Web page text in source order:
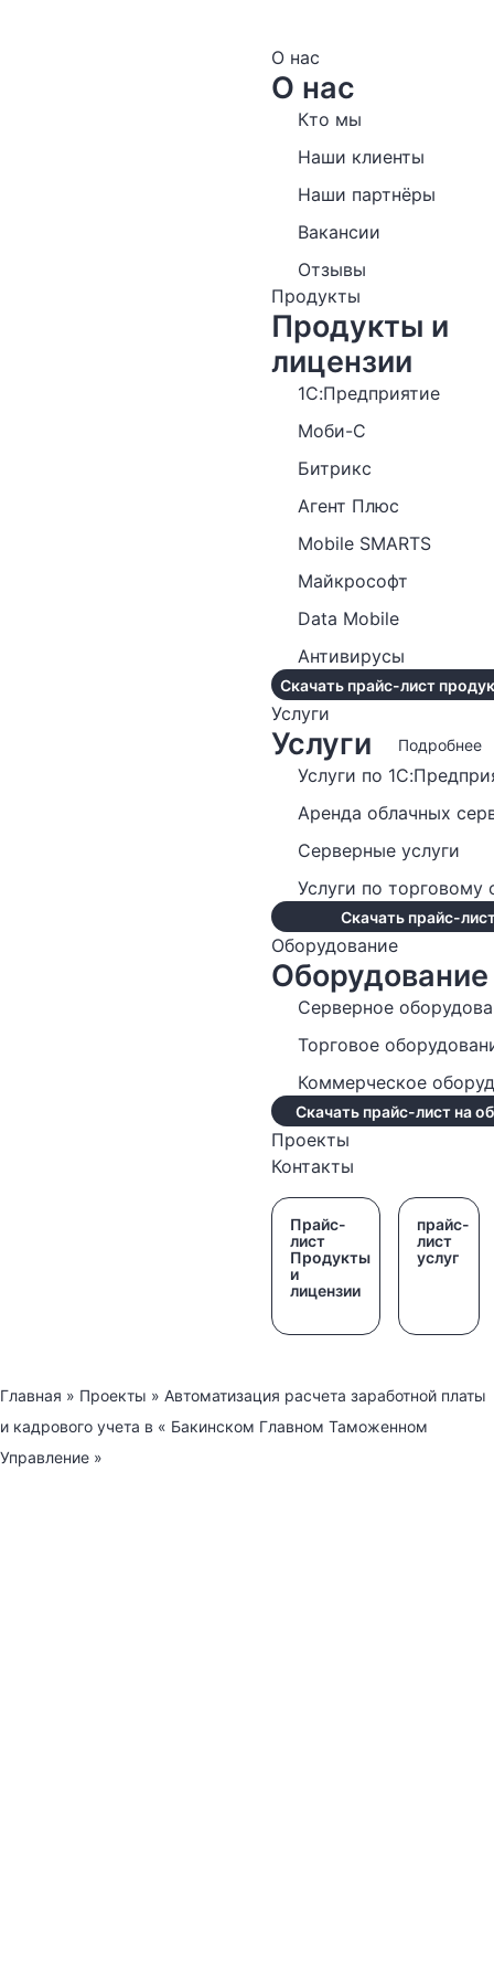
О нас
О нас
Кто мы
Наши клиенты
Наши партнёры
Вакансии
Отзывы
Продукты
Продукты и
лицензии
1С:Предприятие
Моби-С
Битрикс
Агент Плюс
Mobile SMARTS
Майкрософт
Data Mobile
Антивирусы
Скачать прайс-лист
Услуги
Услуги Подробнее
Услуги по
Аренда облачных
Серверные услуги
Услуги по торговому
Скачать прайс-
Оборудование
Оборудование
Серверное
Торговое
Коммерческое
Скачать прайс-лист на
Проекты
Контакты
Прайс-
лист
Продукты
и
лицензии
прайс-
лист
услуг
Главная » Проекты » Автоматизация расчета заработной платы
и кадрового учета в « Бакинском Главном Таможенном
Управление »